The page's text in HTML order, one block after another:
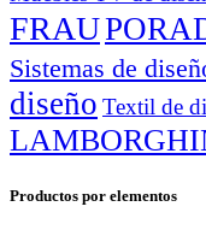
FRAU
Sistemas de
diseño Textil de
Productos por elementos